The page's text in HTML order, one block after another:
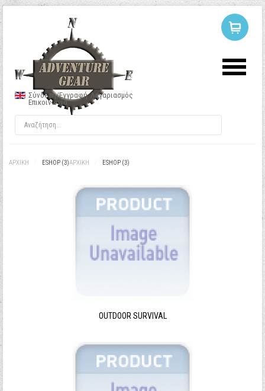
Σύνδεση/Εγγραφή Λογαριασμός
Επικοινωνία
ΑΡΧΙΚΉ ESHOP (3)ΑΡΧΙΚΉ ESHOP (3)
OUTDOOR SURVIVAL
ΣΥΝΔΕΣΗ
Κωδικός
Να με θυμάσαι